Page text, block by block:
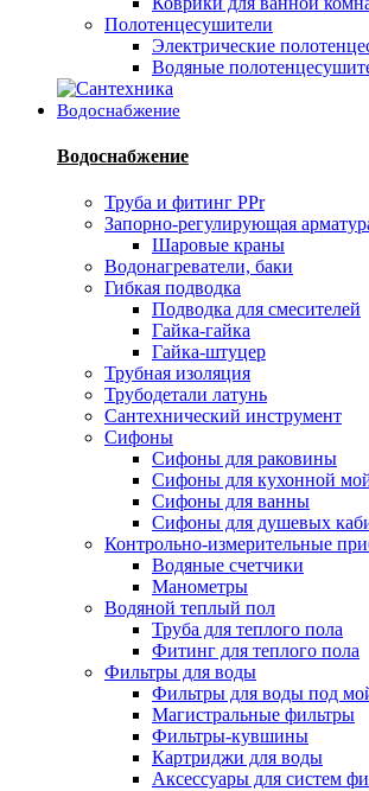
Полотенцесушители
Электрические
Водяные
Водоснабжение
Водоснабжение
Труба и фитинг PPr
Запорно-регулирующая
Шаровые краны
Водонагреватели, баки
Гибкая подводка
Подводка для смесителей
Гайка-гайка
Гайка-штуцер
Трубная изоляция
Трубодетали латунь
Сантехнический инструмент
Сифоны
Сифоны для раковины
Сифоны для кухонной
Сифоны для ванны
Сифоны для душевых
Контрольно-измерительные
Водяные счетчики
Манометры
Водяной теплый пол
Труба для теплого пола
Фитинг для теплого пола
Фильтры для воды
Фильтры для воды под
Магистральные фильтры
Фильтры-кувшины
Картриджи для воды
Аксессуары для систем